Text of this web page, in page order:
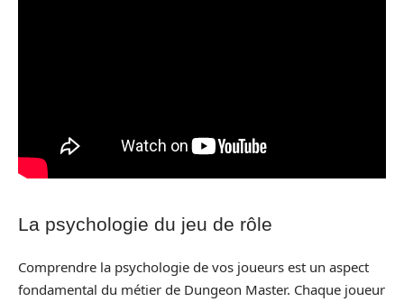
La psychologie du jeu de rôle
Comprendre la psychologie de vos joueurs est un aspect
fondamental du métier de Dungeon Master. Chaque joueur